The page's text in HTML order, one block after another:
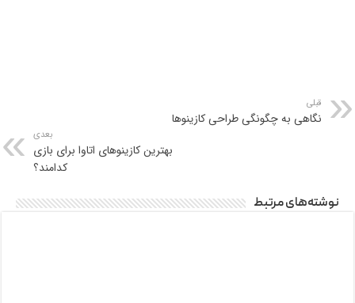
قبلی
نگاهی به چگونگی طراحی کازینوها
بعدی
بهترین کازینوهای اتاوا برای بازی
کدامند؟
نوشته‌های مرتبط